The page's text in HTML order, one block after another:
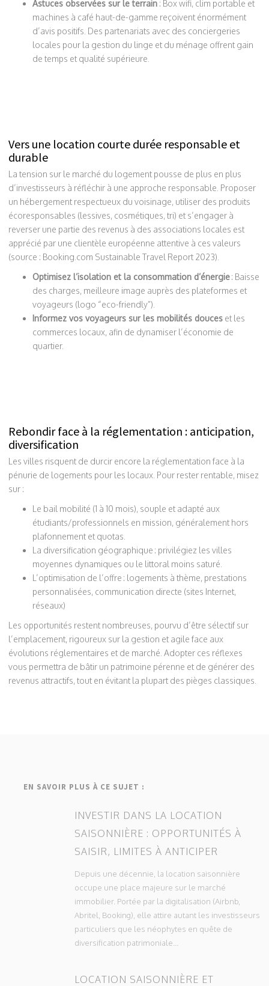
Astuces observées sur le terrain : Box wifi, clim portable et
machines à café haut-de-gamme reçoivent énormément
d’avis positifs. Des partenariats avec des conciergeries
locales pour la gestion du linge et du ménage offrent gain
de temps et qualité supérieure.
Vers une location courte durée responsable et
durable
La tension sur le marché du logement pousse de plus en plus
d’investisseurs à réfléchir à une approche responsable. Proposer
un hébergement respectueux du voisinage, utiliser des produits
écoresponsables (lessives, cosmétiques, tri) et s’engager à
reverser une partie des revenus à des associations locales est
apprécié par une clientèle européenne attentive à ces valeurs
(source : Booking.com Sustainable Travel Report 2023).
Optimisez l’isolation et la consommation d’énergie: Baisse
des charges, meilleure image auprès des plateformes et
voyageurs (logo “eco-friendly”).
Informez vos voyageurs sur les mobilités douces et les
commerces locaux, afin de dynamiser l’économie de
quartier.
Rebondir face à la réglementation : anticipation,
diversification
Les villes risquent de durcir encore la réglementation face à la
pénurie de logements pour les locaux. Pour rester rentable, misez
sur :
Le bail mobilité (1 à 10 mois), souple et adapté aux
étudiants/professionnels en mission, généralement hors
plafonnement et quotas.
La diversification géographique : privilégiez les villes
moyennes dynamiques ou le littoral moins saturé.
L’optimisation de l’offre : logements à thème, prestations
personnalisées, communication directe (sites Internet,
réseaux)
Les opportunités restent nombreuses, pourvu d’être sélectif sur
l’emplacement, rigoureux sur la gestion et agile face aux
évolutions réglementaires et de marché. Adopter ces réflexes
vous permettra de bâtir un patrimoine pérenne et de générer des
revenus attractifs, tout en évitant la plupart des pièges classiques.
EN SAVOIR PLUS À CE SUJET :
INVESTIR DANS LA LOCATION
SAISONNIÈRE : OPPORTUNITÉS À
SAISIR, LIMITES À ANTICIPER
Depuis une décennie, la location saisonnière
occupe une place majeure sur le marché
immobilier. Portée par la digitalisation (Airbnb,
Abritel, Booking), elle attire autant les investisseurs
particuliers que les néophytes en quête de
diversification patrimoniale...
LOCATION SAISONNIÈRE ET